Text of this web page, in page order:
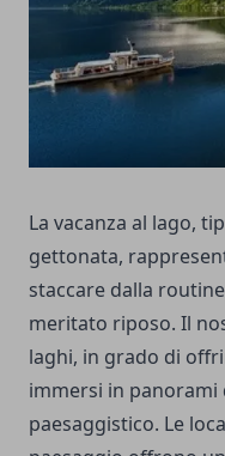
La vacanza al lago,
gettonata,
staccare dalla
meritato riposo. Il
laghi, in grado di
immersi in panorami
paesaggistico. Le